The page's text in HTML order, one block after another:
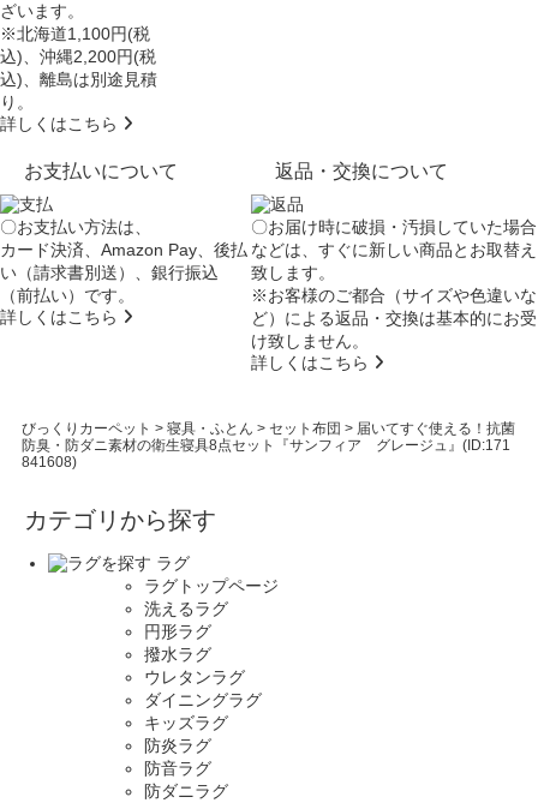
ざいます。
※北海道1,100円(税
込)、沖縄2,200円(税
込)、離島は別途見積
り。
詳しくはこちら
お支払いについて
〇お支払い方法は、
カード決済、Amazon Pay、後払
い（請求書別送）、銀行振込
（前払い）です。
詳しくはこちら
返品・交換について
〇お届け時に破損・汚損していた場合
などは、すぐに新しい商品とお取替え
致します。
※お客様のご都合（サイズや色違いな
ど）による返品・交換は基本的にお受
け致しません。
詳しくはこちら
びっくりカーペット > 寝具・ふとん > セット布団 > 届いてすぐ使える！抗菌
防臭・防ダニ素材の衛生寝具8点セット『サンフィア グレージュ』(ID:171
841608)
カテゴリから探す
ラグ
ラグトップページ
洗えるラグ
円形ラグ
撥水ラグ
ウレタンラグ
ダイニングラグ
キッズラグ
防炎ラグ
防音ラグ
防ダニラグ